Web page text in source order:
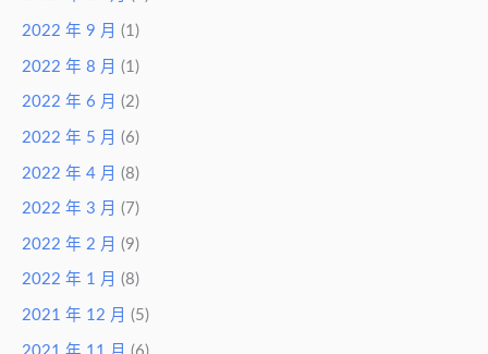
2022 年 9 月 (1)
2022 年 8 月 (1)
2022 年 6 月 (2)
2022 年 5 月 (6)
2022 年 4 月 (8)
2022 年 3 月 (7)
2022 年 2 月 (9)
2022 年 1 月 (8)
2021 年 12 月 (5)